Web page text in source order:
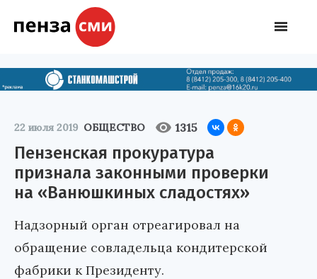
22 июля 2019 ОБЩЕСТВО 1315
Пензенская прокуратура
признала законными проверки
на «Ванюшкиных сладостях»
Надзорный орган отреагировал на
обращение совладельца кондитерской
фабрики к Президенту.